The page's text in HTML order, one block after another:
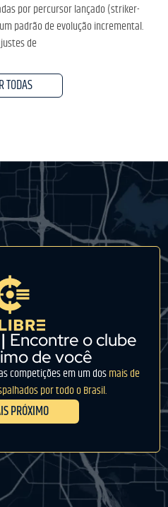
por percursor lançado (striker-
padrão de evolução incremental.
de
TODAS
Encontre o clube
de você
competições em um dosmais de
por todo o Brasil.
PRÓXIMO